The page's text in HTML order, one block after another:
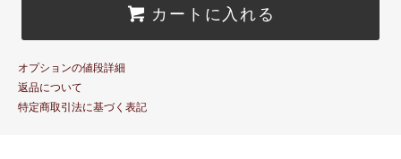
カートに入れる
オプションの値段詳細
返品について
特定商取引法に基づく表記